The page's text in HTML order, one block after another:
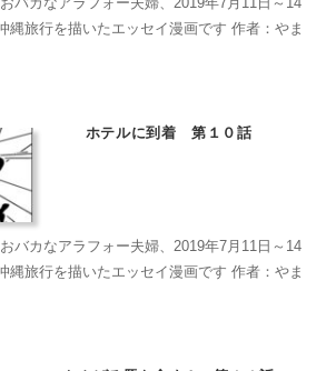
縄旅行を描いたエッセイ漫画です 作者：やま
ホテルに到着 第１０話
バカなアラフォー夫婦、2019年7月11日～14
縄旅行を描いたエッセイ漫画です 作者：やま